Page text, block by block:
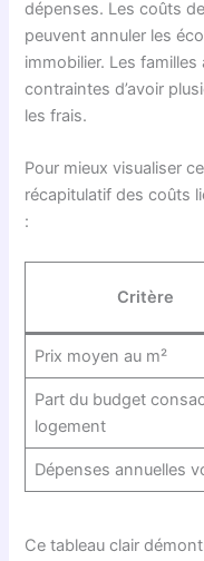
dépenses. Les coûts
peuvent annuler les
immobilier. Les
contraintes d’avoir
les frais.
Pour mieux visualiser
récapitulatif des coûts
:
Critère
Prix moyen au m²
Part du budget
logement
Dépenses annuelles
Ce tableau clair